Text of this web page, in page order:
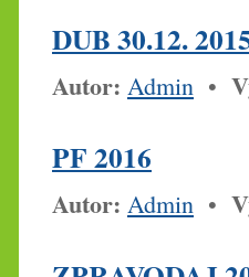
DUB 30.12.
Autor: Admin •
PF 2016
Autor: Admin •